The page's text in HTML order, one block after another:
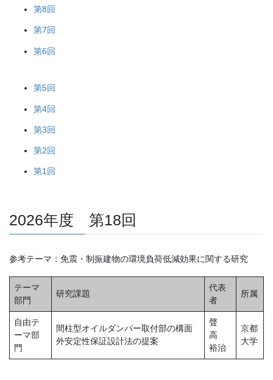
第8回
第7回
第6回
第5回
第4回
第3回
第2回
第1回
2026年度 第18回
参考テーマ：免震・制振建物の環境負荷低減効果に関する研究
テーマ
部門
研究課題
代表
者
所属
自由テ
ーマ部
門
間柱型オイルダンパー取付部の構面
外安定性保証設計法の提案
聲
高
裕治
京都
大学